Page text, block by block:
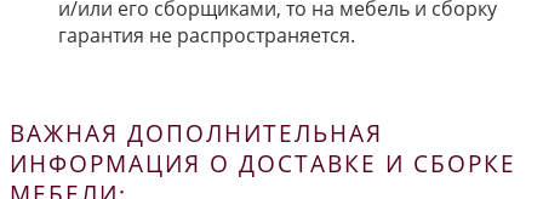
и/или его сборщиками, то на мебель и сборку
гарантия не распространяется.
ВАЖНАЯ ДОПОЛНИТЕЛЬНАЯ
ИНФОРМАЦИЯ О ДОСТАВКЕ И СБОРКЕ